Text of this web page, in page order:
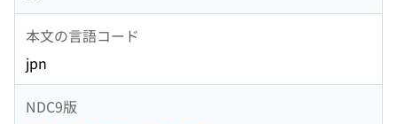
本文の言語コード
jpn
NDC9版